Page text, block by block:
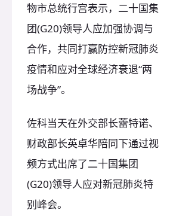
物市总统行宫表示，二十国集
团(G20)领导人应加强协调与
合作，共同打赢防控新冠肺炎
疫情和应对全球经济衰退“两
场战争”。
佐科当天在外交部长蕾特诺、
财政部长英卓华陪同下通过视
频方式出席了二十国集团
(G20)领导人应对新冠肺炎特
别峰会。